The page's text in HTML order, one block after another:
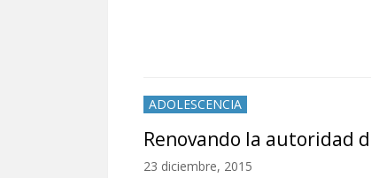
ADOLESCENCIA
Renovando la autoridad
23 diciembre, 2015